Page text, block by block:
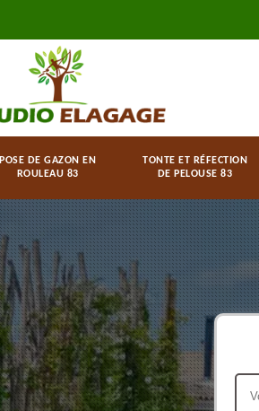
POSE DE GAZON EN
ROULEAU 83
TONTE ET RÉFECTION
DE PELOUSE 83